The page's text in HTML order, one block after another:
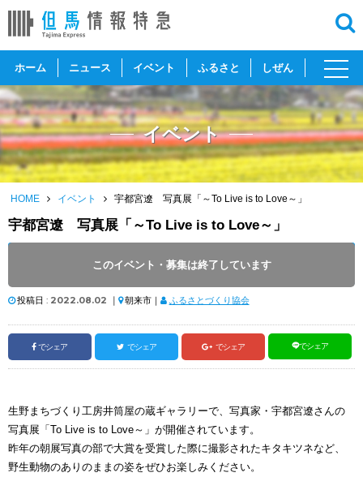
ホーム ニュース イベント ふるさと しぜん
toggle
イベント
HOME イベント 宇都宮遼 写真展「～To Live is to Love～」
宇都宮遼 写真展「～To Live is to Love～」
このイベント・募集は終了しています
開催時間 : 9:00 ～ 17:00
投稿日 : 2022.08.02 ｜ 朝来市｜ ふるさとづくり協会
でシェア でシェア でシェア でシェア
生野まちづくり工房井筒屋の蔵ギャラリーで、写真家・宇都宮遼さんの
写真展「To Live is to Love～」が開催されています。
昨年の朝展写真の部で大賞を受賞した際に撮影されたキタキツネなど、
野生動物のありのままの姿をぜひお楽しみください。